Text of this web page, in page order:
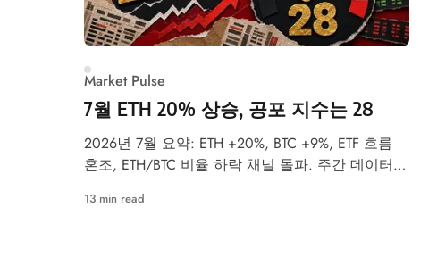
Market Pulse
7월 ETH 20% 상승, 공포 지수는 28
2026년 7월 요약: ETH +20%, BTC +9%, ETF 흐름
혼조, ETH/BTC 비율 하락 채널 돌파. 주간 데이터
13 min read